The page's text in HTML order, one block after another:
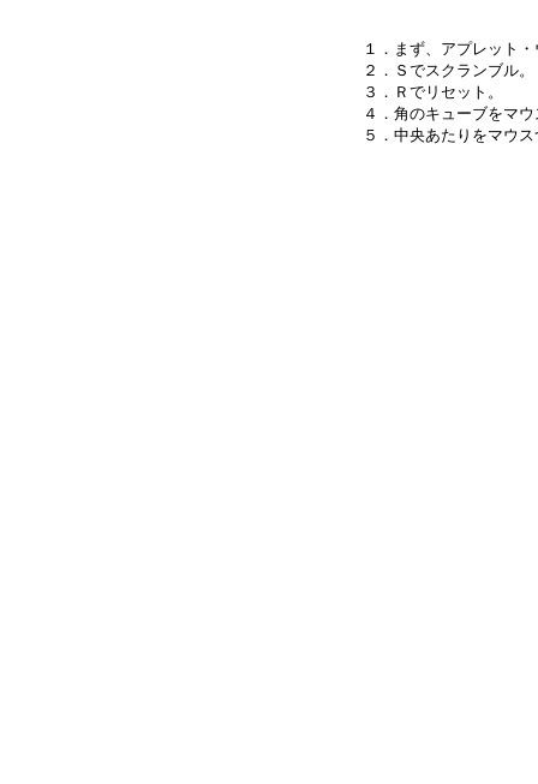
１．まず、アプレット
２．Ｓでスクランブル。
３．Ｒでリセット。
４．角のキューブをマ